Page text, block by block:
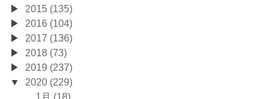
2015 (135)
2016 (104)
2017 (136)
2018 (73)
2019 (237)
2020 (229)
1月 (18)